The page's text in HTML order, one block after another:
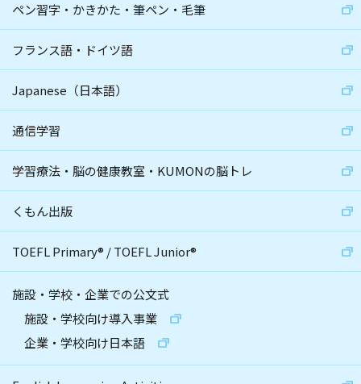
ペン習字・かきかた・筆ペン・毛筆
フランス語・ドイツ語
Japanese（日本語）
通信学習
学習療法・脳の健康教室・KUMONの脳トレ
くもん出版
TOEFL Primary® /TOEFL Junior®
施設・学校・企業での公文式
施設・学校向け導入事業
企業・学校向け日本語